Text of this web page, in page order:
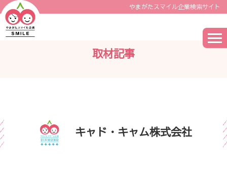
やまがたスマイル企業検索サイト
取材記事
キャド・キャム株式会社